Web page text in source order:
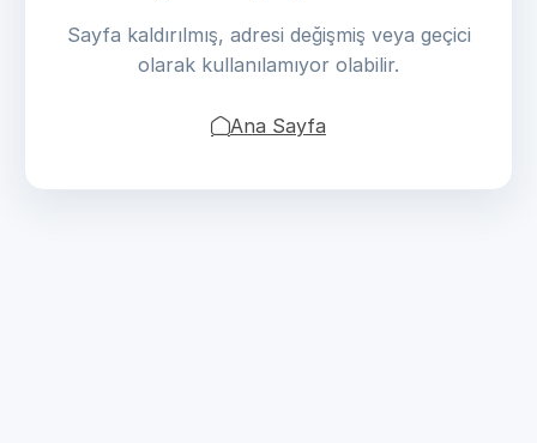
Sayfa kaldırılmış, adresi değişmiş veya geçici
olarak kullanılamıyor olabilir.
Ana Sayfa